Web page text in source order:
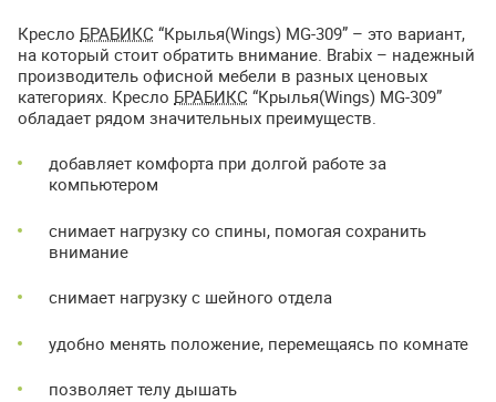
Кресло БРАБИКС “Крылья(Wings) MG-309” – это вариант,
на который стоит обратить внимание. Brabix – надежный
производитель офисной мебели в разных ценовых
категориях. Кресло БРАБИКС “Крылья(Wings) MG-309”
обладает рядом значительных преимуществ.
добавляет комфорта при долгой работе за
компьютером
снимает нагрузку со спины, помогая сохранить
внимание
снимает нагрузку с шейного отдела
удобно менять положение, перемещаясь по комнате
позволяет телу дышать